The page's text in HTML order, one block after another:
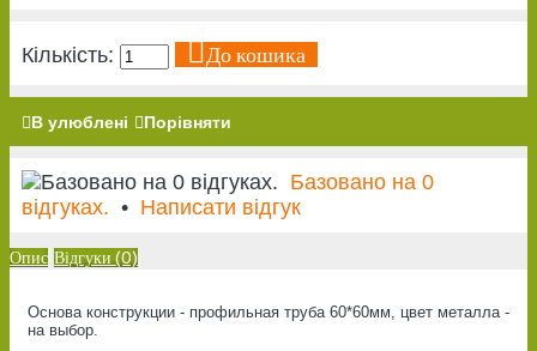
Кількість: До кошика
В улюблені Порівняти
Базовано на 0
відгуках. • Написати відгук
Опис Відгуки (0)
Основа конструкции - профильная труба 60*60мм, цвет металла -
на выбор.